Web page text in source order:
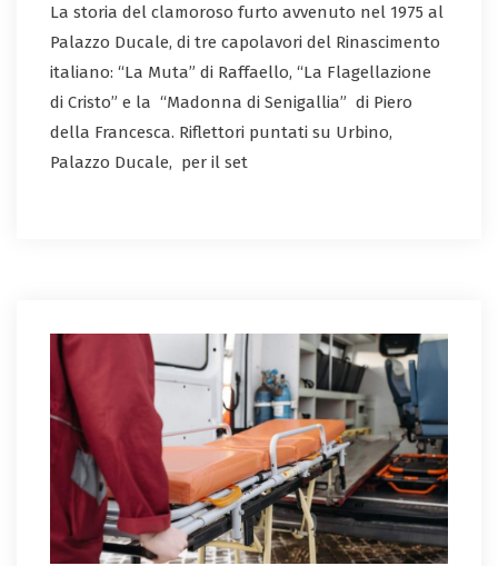
La storia del clamoroso furto avvenuto nel 1975 al
Palazzo Ducale, di tre capolavori del Rinascimento
italiano: “La Muta” di Raffaello, “La Flagellazione
di Cristo” e la “Madonna di Senigallia” di Piero
della Francesca. Riflettori puntati su Urbino,
Palazzo Ducale, per il set